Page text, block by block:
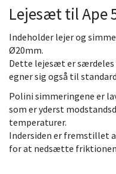
Lejesæt til Ape
Indeholder lejer og
Ø20mm.
Dette lejesæt er
egner sig også til
Polini simmeringene er
som er yderst
temperaturer.
Indersiden er fremstillet
for at nedsætte